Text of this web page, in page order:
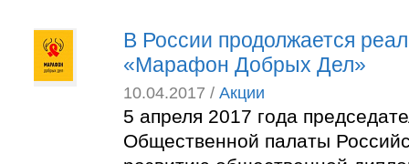
В России продолжается
«Марафон Добрых Дел»
10.04.2017 / Акции
5 апреля 2017 года
Общественной палаты